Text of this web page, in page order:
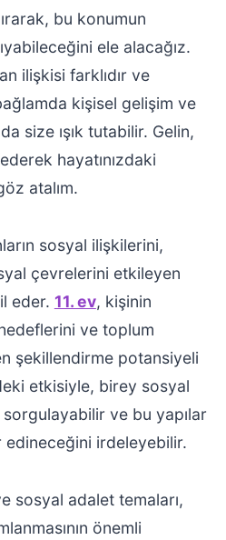
bu konumun
ele alacağız.
ilişkisi farklıdır ve
kişisel gelişim ve
size ışık tutabilir. Gelin,
hayatınızdaki
atalım.
sosyal ilişkilerini,
çevrelerini etkileyen
eder. 11. ev, kişinin
ve toplum
şekillendirme potansiyeli
etkisiyle, birey sosyal
ve bu yapılar
edineceğini irdeleyebilir.
sosyal adalet temaları,
önemli